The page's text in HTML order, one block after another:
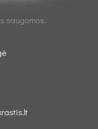
saugomos.